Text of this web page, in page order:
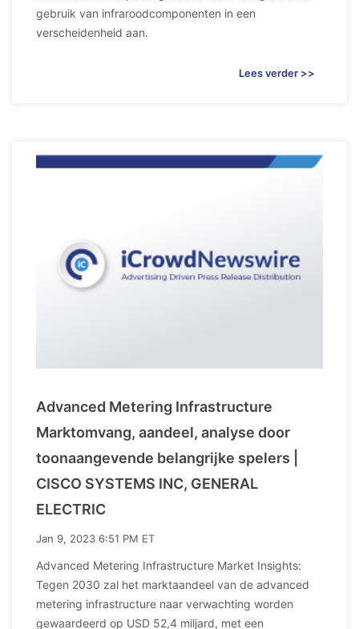
gebruik van infraroodcomponenten in een
verscheidenheid aan.
Lees verder >>
Advanced Metering Infrastructure
Marktomvang, aandeel, analyse door
toonaangevende belangrijke spelers |
CISCO SYSTEMS INC, GENERAL
ELECTRIC
Jan 9, 2023 6:51 PM ET
Advanced Metering Infrastructure Market Insights:
Tegen 2030 zal het marktaandeel van de advanced
metering infrastructure naar verwachting worden
gewaardeerd op USD 52,4 miljard, met een